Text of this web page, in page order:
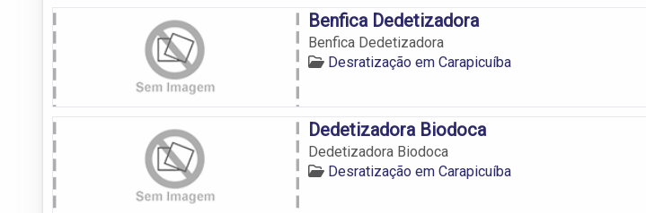
Benfica Dedetizadora
Benfica Dedetizadora
Desratização em Carapicuíba
Dedetizadora Biodoca
Dedetizadora Biodoca
Desratização em Carapicuíba